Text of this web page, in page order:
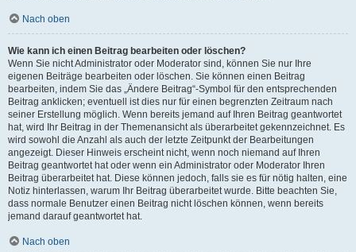
Nach oben
Wie kann ich einen Beitrag bearbeiten oder löschen?
Wenn Sie nicht Administrator oder Moderator sind, können Sie nur Ihre
eigenen Beiträge bearbeiten oder löschen. Sie können einen Beitrag
bearbeiten, indem Sie das „Ändere Beitrag“-Symbol für den entsprechenden
Beitrag anklicken; eventuell ist dies nur für einen begrenzten Zeitraum nach
seiner Erstellung möglich. Wenn bereits jemand auf Ihren Beitrag geantwortet
hat, wird Ihr Beitrag in der Themenansicht als überarbeitet gekennzeichnet. Es
wird sowohl die Anzahl als auch der letzte Zeitpunkt der Bearbeitungen
angezeigt. Dieser Hinweis erscheint nicht, wenn noch niemand auf Ihren
Beitrag geantwortet hat oder wenn ein Administrator oder Moderator Ihren
Beitrag überarbeitet hat. Diese können jedoch, falls sie es für nötig halten, eine
Notiz hinterlassen, warum Ihr Beitrag überarbeitet wurde. Bitte beachten Sie,
dass normale Benutzer einen Beitrag nicht löschen können, wenn bereits
jemand darauf geantwortet hat.
Nach oben